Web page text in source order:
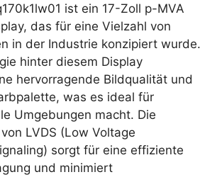
ist ein 17-Zoll p-MVA
das für eine Vielzahl von
in der Industrie konzipiert wurde.
hinter diesem Display
hervorragende Bildqualität und
was es ideal für
Umgebungen macht. Die
LVDS (Low Voltage
sorgt für eine effiziente
und minimiert